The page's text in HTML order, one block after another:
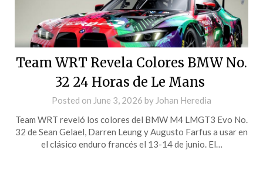
Team WRT Revela Colores BMW No.
32 24 Horas de Le Mans
Posted on June 3, 2026 by Johan Heredia
Team WRT reveló los colores del BMW M4 LMGT3 Evo No.
32 de Sean Gelael, Darren Leung y Augusto Farfus a usar en
el clásico enduro francés el 13-14 de junio. El…